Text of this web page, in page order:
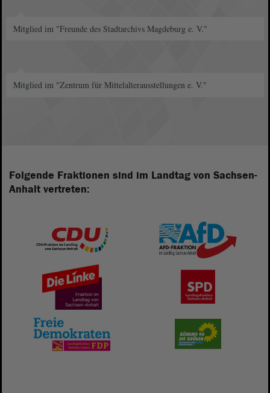
Mitglied im "Freunde des Stadtarchivs Magdeburg e. V."
Mitglied im "Zentrum für Mittelalterausstellungen e. V."
Folgende Fraktionen sind im Landtag von Sachsen-
Anhalt vertreten: